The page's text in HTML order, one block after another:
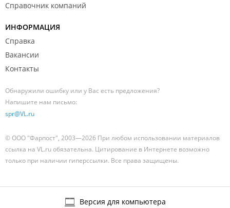
Справочник компаний
ИНФОРМАЦИЯ
Справка
Вакансии
Контакты
Обнаружили ошибку или у Вас есть предложения?
Напишите нам письмо:
spr@VL.ru
© ООО "Фарпост", 2003—2026 При любом использовании материалов
ссылка на VL.ru обязательна. Цитирование в Интернете возможно
только при наличии гиперссылки. Все права защищены.
Версия для компьютера